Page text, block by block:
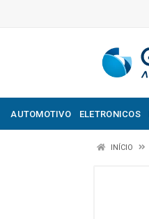
AUTOMOTIVO ELETRONICOS
INÍCIO